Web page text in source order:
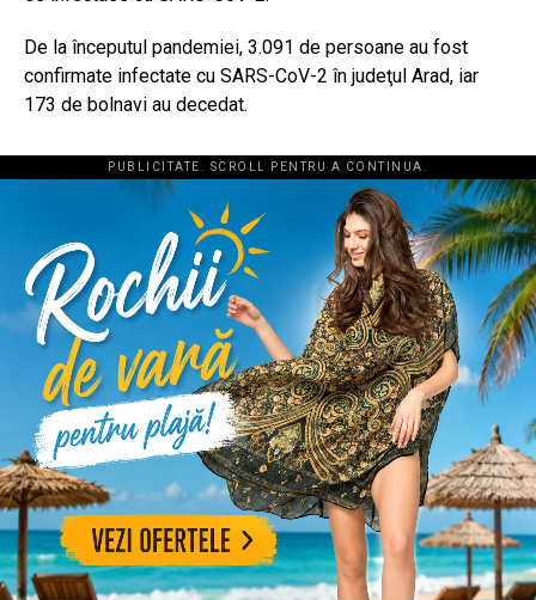
De la începutul pandemiei, 3.091 de persoane au fost
confirmate infectate cu SARS-CoV-2 în judeţul Arad, iar
173 de bolnavi au decedat.
PUBLICITATE. SCROLL PENTRU A CONTINUA.